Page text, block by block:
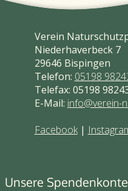
Verein
Niederhaverbeck 7
29646 Bispingen
Telefon: 05198
Telefax: 05198
E-Mail: info@verein-
Facebook|
Unsere